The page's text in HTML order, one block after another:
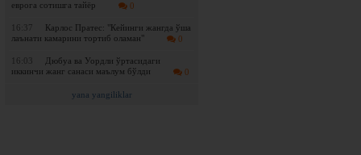
еврога сотишга тайёр 0
16:37
Карлос Пратес: "Кейинги жангда ўша
лаънати камарини тортиб оламан"
0
16:03
Дюбуа ва Уордли ўртасидаги
иккинчи жанг санаси маълум бўлди
0
yana yangiliklar